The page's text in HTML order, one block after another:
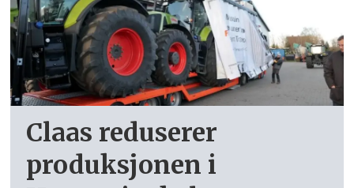
Claas reduserer
produksjonen i